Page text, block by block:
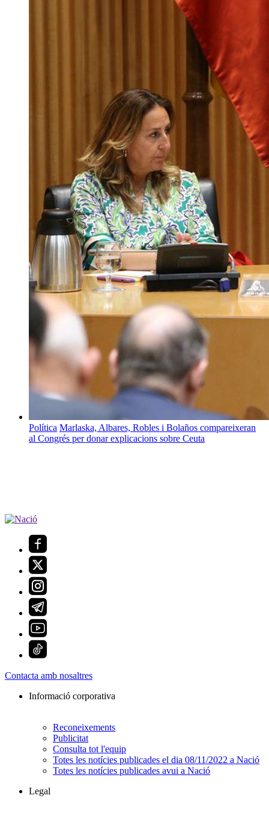
Política Marlaska, Albares, Robles i Bolaños compareixeran
al Congrés per donar explicacions sobre Ceuta
Contacta amb nosaltres
Informació corporativa
Reconeixements
Publicitat
Consulta tot l'equip
Totes les notícies publicades el dia 08/11/2022 a Nació
Totes les notícies publicades avui a Nació
Legal